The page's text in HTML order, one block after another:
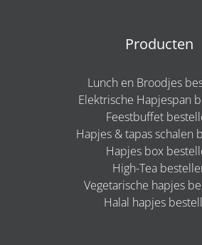
Producten
Lunch en Broodjes
Elektrische Hapjespan
Feestbuffet
Hapjes & tapas schalen
Hapjes box
High-Tea
Vegetarische hapjes
Halal hapjes